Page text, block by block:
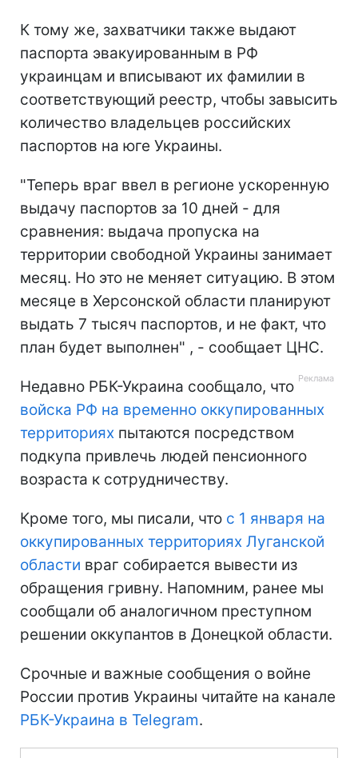
К тому же, захватчики также выдают
паспорта эвакуированным в РФ
украинцам и вписывают их фамилии в
соответствующий реестр, чтобы завысить
количество владельцев российских
паспортов на юге Украины.
"Теперь враг ввел в регионе ускоренную
выдачу паспортов за 10 дней - для
сравнения: выдача пропуска на
территории свободной Украины занимает
месяц. Но это не меняет ситуацию. В этом
месяце в Херсонской области планируют
выдать 7 тысяч паспортов, и не факт, что
план будет выполнен" , - сообщает ЦНС.
Недавно РБК-Украина сообщало, что
войска РФ на временно оккупированных
территориях пытаются посредством
подкупа привлечь людей пенсионного
возраста к сотрудничеству.
Кроме того, мы писали, что с 1 января на
оккупированных территориях Луганской
области враг собирается вывести из
обращения гривну. Напомним, ранее мы
сообщали об аналогичном преступном
решении оккупантов в Донецкой области.
Срочные и важные сообщения о войне
России против Украины читайте на канале
РБК-Украина в Telegram.